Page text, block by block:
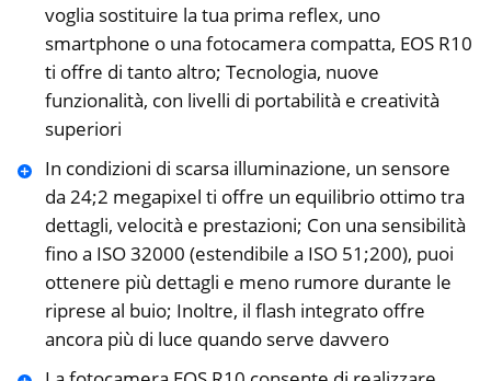
voglia sostituire la tua prima reflex, uno
smartphone o una fotocamera compatta, EOS R10
ti offre di tanto altro; Tecnologia, nuove
funzionalità, con livelli di portabilità e creatività
superiori
In condizioni di scarsa illuminazione, un sensore
da 24;2 megapixel ti offre un equilibrio ottimo tra
dettagli, velocità e prestazioni; Con una sensibilità
fino a ISO 32000 (estendibile a ISO 51;200), puoi
ottenere più dettagli e meno rumore durante le
riprese al buio; Inoltre, il flash integrato offre
ancora più di luce quando serve davvero